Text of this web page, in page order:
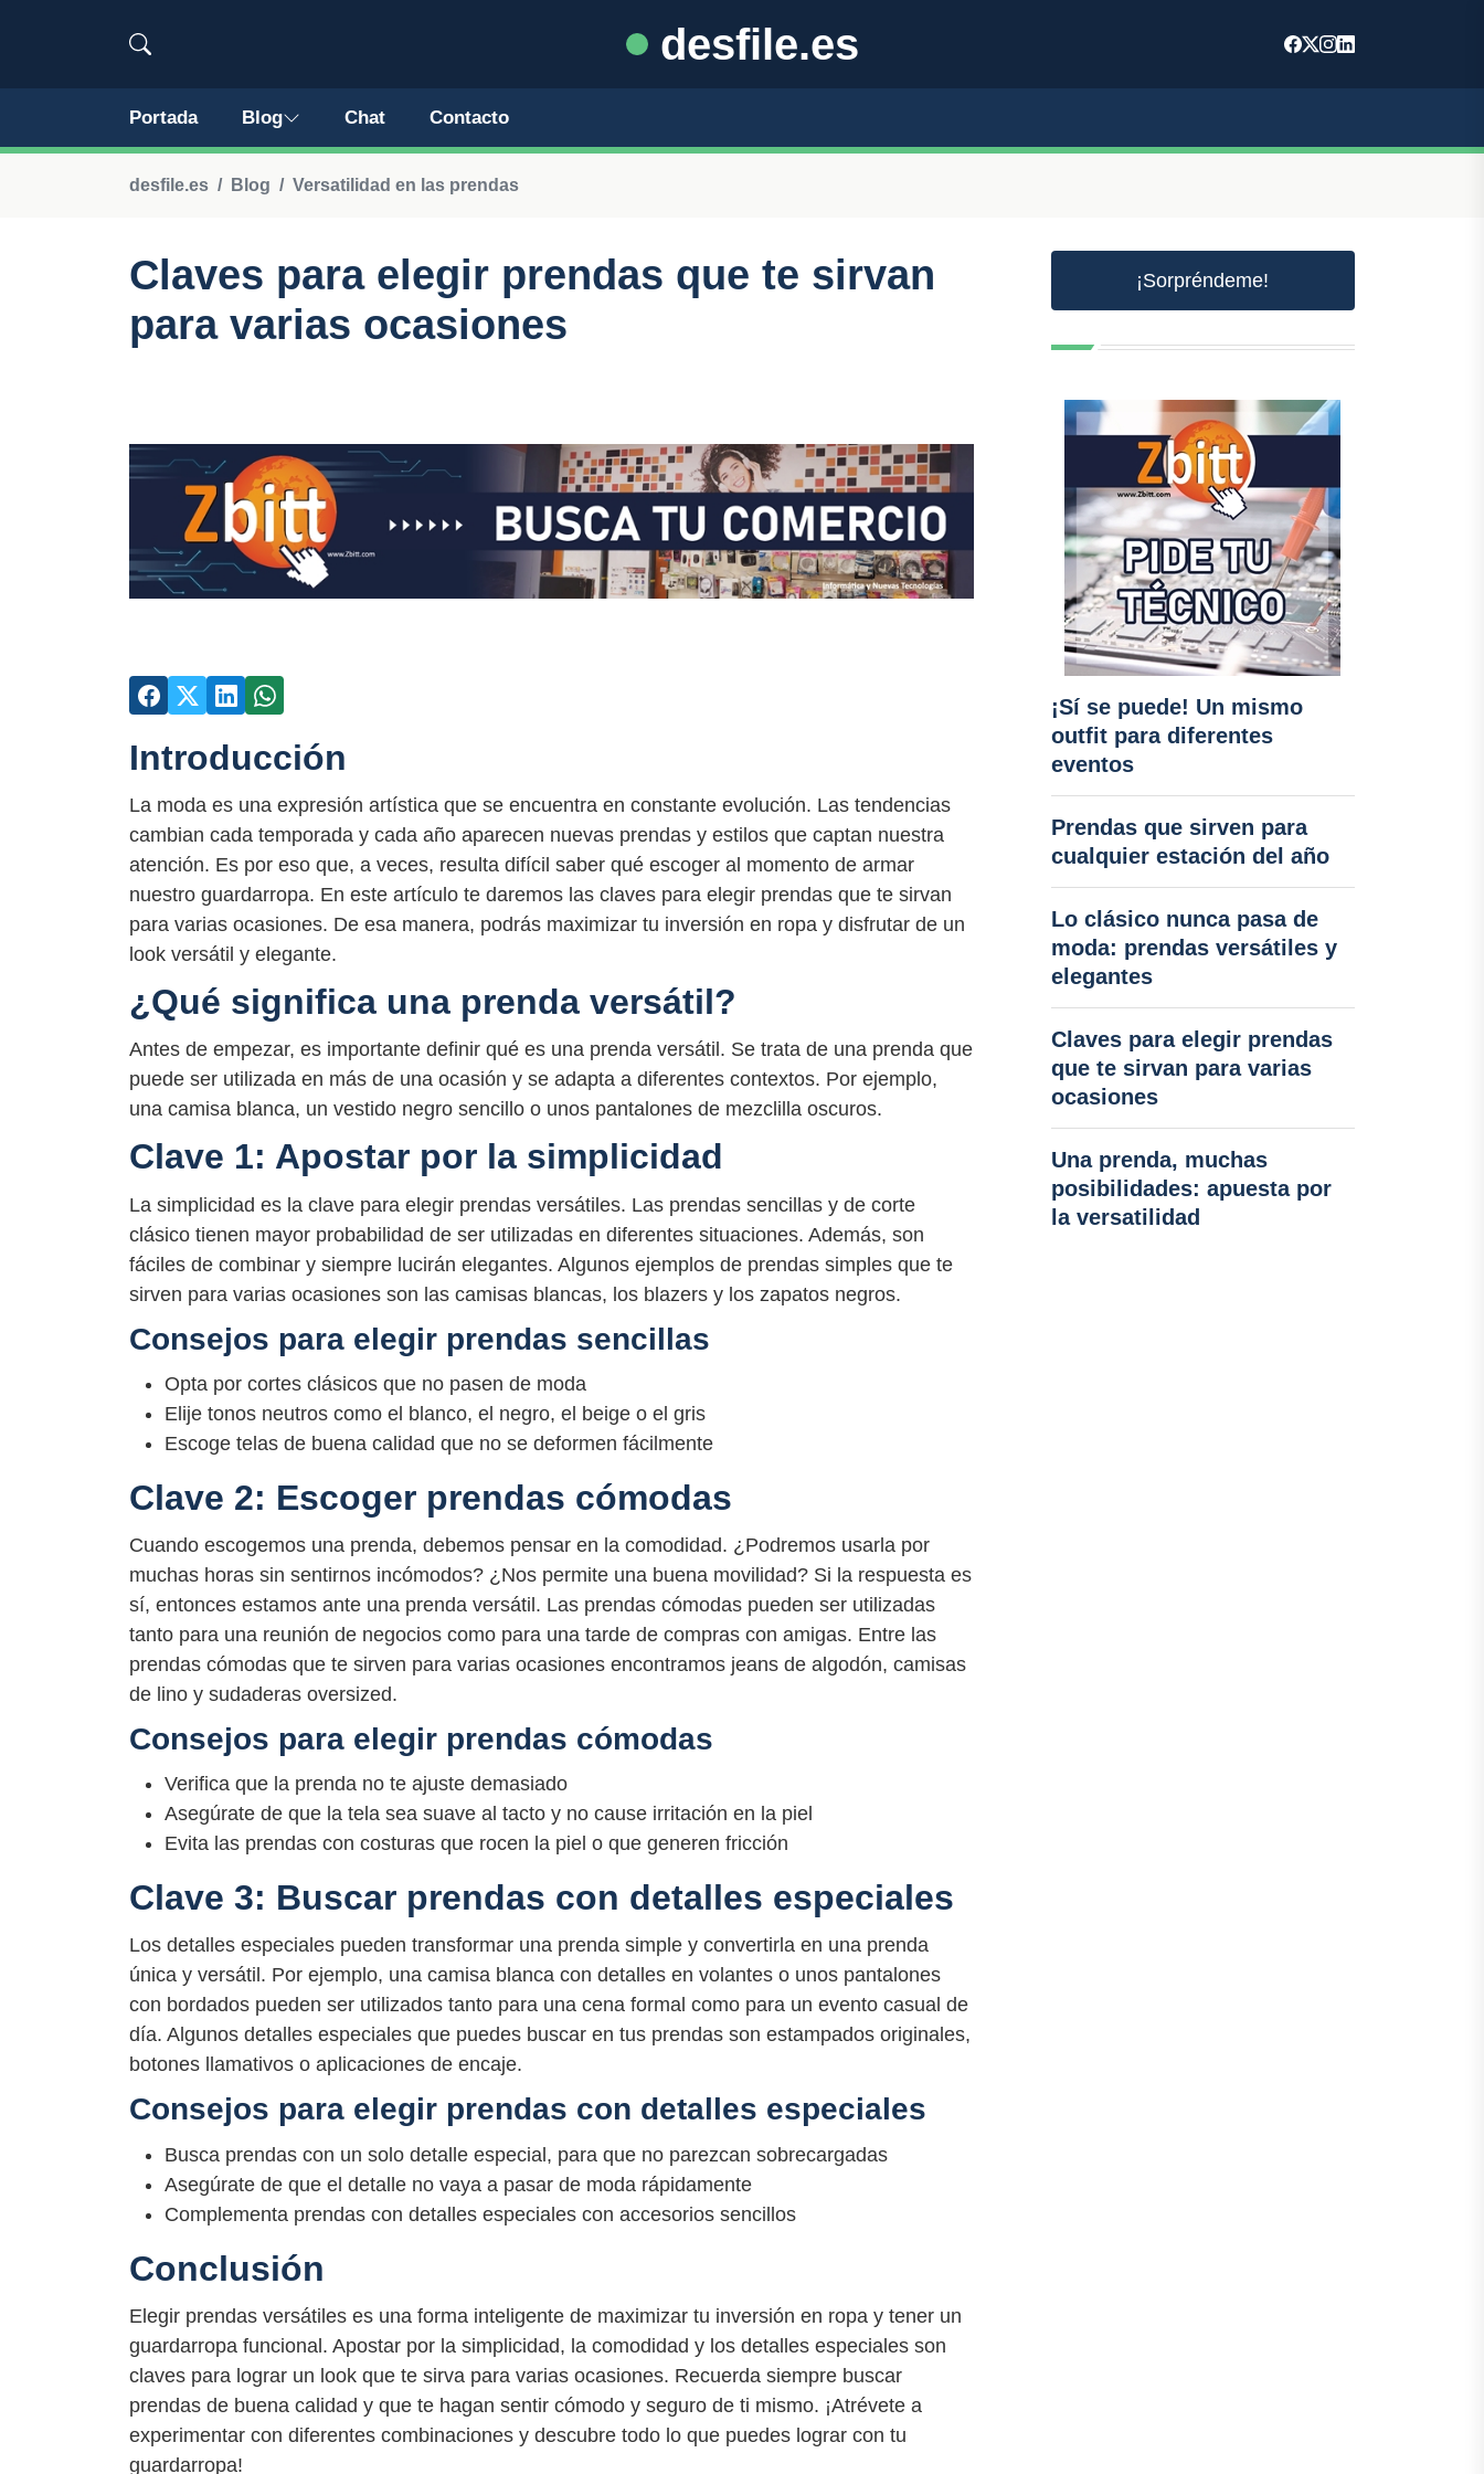
desfile.es
Portada Blog Chat Contacto
desfile.es Blog Versatilidad en las prendas
Claves para elegir prendas que te sirvan
para varias ocasiones
Introducción
La moda es una expresión artística que se encuentra en constante evolución. Las tendencias
cambian cada temporada y cada año aparecen nuevas prendas y estilos que captan nuestra
atención. Es por eso que, a veces, resulta difícil saber qué escoger al momento de armar
nuestro guardarropa. En este artículo te daremos las claves para elegir prendas que te sirvan
para varias ocasiones. De esa manera, podrás maximizar tu inversión en ropa y disfrutar de un
look versátil y elegante.
¿Qué significa una prenda versátil?
Antes de empezar, es importante definir qué es una prenda versátil. Se trata de una prenda que
puede ser utilizada en más de una ocasión y se adapta a diferentes contextos. Por ejemplo,
una camisa blanca, un vestido negro sencillo o unos pantalones de mezclilla oscuros.
Clave 1: Apostar por la simplicidad
La simplicidad es la clave para elegir prendas versátiles. Las prendas sencillas y de corte
clásico tienen mayor probabilidad de ser utilizadas en diferentes situaciones. Además, son
fáciles de combinar y siempre lucirán elegantes. Algunos ejemplos de prendas simples que te
sirven para varias ocasiones son las camisas blancas, los blazers y los zapatos negros.
Consejos para elegir prendas sencillas
Opta por cortes clásicos que no pasen de moda
Elije tonos neutros como el blanco, el negro, el beige o el gris
Escoge telas de buena calidad que no se deformen fácilmente
Clave 2: Escoger prendas cómodas
Cuando escogemos una prenda, debemos pensar en la comodidad. ¿Podremos usarla por
muchas horas sin sentirnos incómodos? ¿Nos permite una buena movilidad? Si la respuesta es
sí, entonces estamos ante una prenda versátil. Las prendas cómodas pueden ser utilizadas
tanto para una reunión de negocios como para una tarde de compras con amigas. Entre las
prendas cómodas que te sirven para varias ocasiones encontramos jeans de algodón, camisas
de lino y sudaderas oversized.
Consejos para elegir prendas cómodas
Verifica que la prenda no te ajuste demasiado
Asegúrate de que la tela sea suave al tacto y no cause irritación en la piel
Evita las prendas con costuras que rocen la piel o que generen fricción
Clave 3: Buscar prendas con detalles especiales
Los detalles especiales pueden transformar una prenda simple y convertirla en una prenda
única y versátil. Por ejemplo, una camisa blanca con detalles en volantes o unos pantalones
con bordados pueden ser utilizados tanto para una cena formal como para un evento casual de
día. Algunos detalles especiales que puedes buscar en tus prendas son estampados originales,
botones llamativos o aplicaciones de encaje.
Consejos para elegir prendas con detalles especiales
Busca prendas con un solo detalle especial, para que no parezcan sobrecargadas
Asegúrate de que el detalle no vaya a pasar de moda rápidamente
Complementa prendas con detalles especiales con accesorios sencillos
Conclusión
Elegir prendas versátiles es una forma inteligente de maximizar tu inversión en ropa y tener un
guardarropa funcional. Apostar por la simplicidad, la comodidad y los detalles especiales son
claves para lograr un look que te sirva para varias ocasiones. Recuerda siempre buscar
prendas de buena calidad y que te hagan sentir cómodo y seguro de ti mismo. ¡Atrévete a
experimentar con diferentes combinaciones y descubre todo lo que puedes lograr con tu
guardarropa!
¡Sorpréndeme!
¡Sí se puede! Un mismo
outfit para diferentes
eventos
Prendas que sirven para
cualquier estación del año
Lo clásico nunca pasa de
moda: prendas versátiles y
elegantes
Claves para elegir prendas
que te sirvan para varias
ocasiones
Una prenda, muchas
posibilidades: apuesta por
la versatilidad